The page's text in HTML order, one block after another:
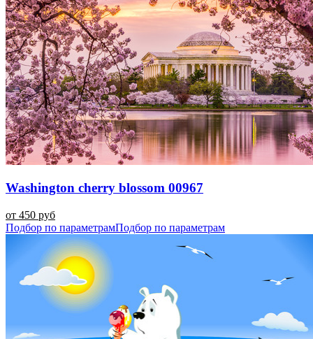
Washington cherry blossom 00967
от 450 руб
Подбор по параметрамПодбор по параметрам